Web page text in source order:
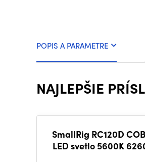
POPIS A PARAMETRE
NAJLEPŠIE
SmallRig RC120D
LED svetlo 5600K